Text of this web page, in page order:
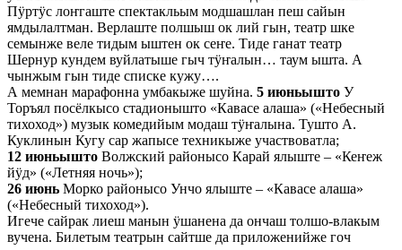
Пӱртӱс лоҥгаште спектакльым модшашлан пеш сайын
ямдылалтман. Верлаште полшыш ок лий гын, театр шке
семынже веле тидым ыштен ок сеҥе. Тиде ганат театр
Шернур кундем вуйлатыше гыч тӱҥалын… таум ышта. А
чынжым гын тиде списке кужу….
А мемнан марафонна умбакыже шуйна. 5 июньышто У
Торъял посёлкысо стадионышто «Кавасе алаша» («Небесный
тихоход») музык комедийым модаш тӱҥалына. Тушто А.
Куклинын Кугу сар жапысе техникыже участвоватла;
12 июньышто Волжский районысо Карай ялыште – «Кеҥеж
йӱд» («Летняя ночь»);
26 июнь Морко районысо Унчо ялыште – «Кавасе алаша»
(«Небесный тихоход»).
Игече сайрак лиеш манын ӱшанена да ончаш толшо-влакым
вучена. Билетым театрын сайтше да приложенийже гоч